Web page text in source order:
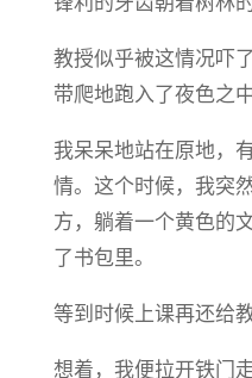
教授似乎被这情况吓
带爬地跑入了夜色之中
我呆呆地站在原地，
情。这个时候，我突
方，躺着一个黄色的
了书包里。
等到时候上课再还给教
想着，我便拉开铁门